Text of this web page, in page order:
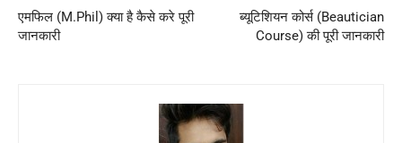
एमफिल (M.Phil) क्या है कैसे करे पूरी
जानकारी
ब्यूटिशियन कोर्स (Beautician
Course) की पूरी जानकारी